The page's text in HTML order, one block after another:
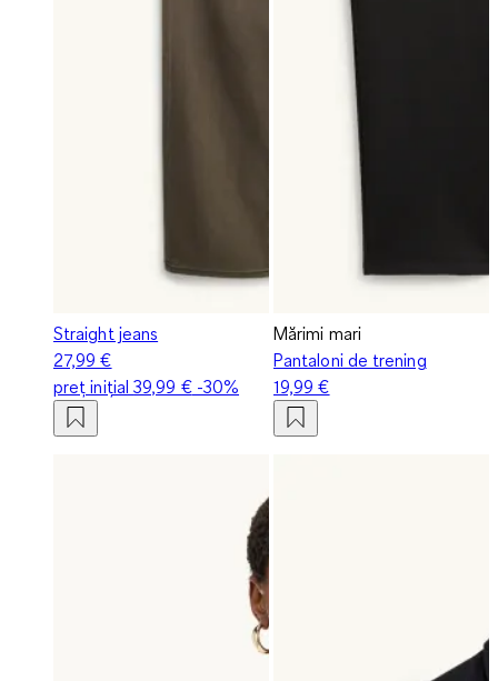
Straight jeans
27,99 €
preț inițial39,99 €-30%
Mărimi mari
Pantaloni de trening
19,99 €